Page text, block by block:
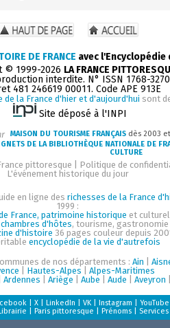
DE FRANCE avec
© 1999-2026 LA FRANCE
interdite. N° ISSN 1768-
481 246619 00011. Code APE 913E
de la France d'hier et d'aujourd'hui sont
Site déposé à l'INPI
MAISON DU TOURISME FRANÇAIS dès 2003
DE LA BIBLIOTHÈQUE NATIONALE DE
CULTURE
pittoresque
Politique de
L'événement historique du jour
en ligne des richesses de la France
1999 :
France, patrimoine historique et
d'hôtes, tourisme, gastronomie
d'histoire 36 pages couleur depuis
encyclopédie de la vie d'autrefois
de nos départements :Ain |
Hautes-Alpes
Alpes-Maritimes
|Ardennes |Ariège |Aube |Aude |Aveyron
|X |LinkedIn |VK |Instagram |YouTube
|Paris pittoresque |Prénoms Services